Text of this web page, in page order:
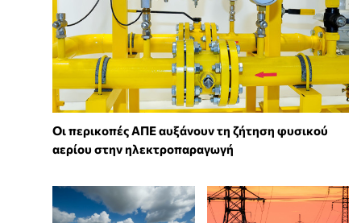
Οι περικοπές ΑΠΕ αυξάνουν τη ζήτηση φυσικού
αερίου στην ηλεκτροπαραγωγή